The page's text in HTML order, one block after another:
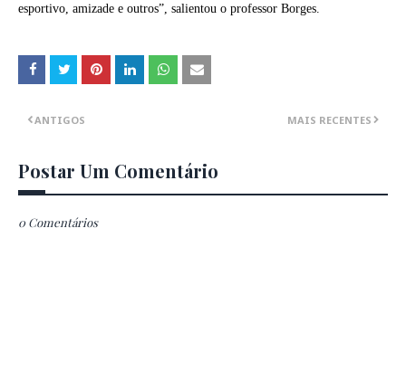
esportivo, amizade e outros”, salientou o professor Borges.
MAIS RECENTES
ANTIGOS
Postar Um Comentário
0 Comentários